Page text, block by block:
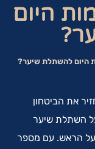
היום
היום להשתלת שיער?
את הביטחון
השתלת שיער
על הראש. עם מספר